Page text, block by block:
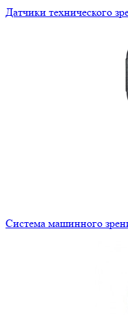
Датчики технического
Система машинного